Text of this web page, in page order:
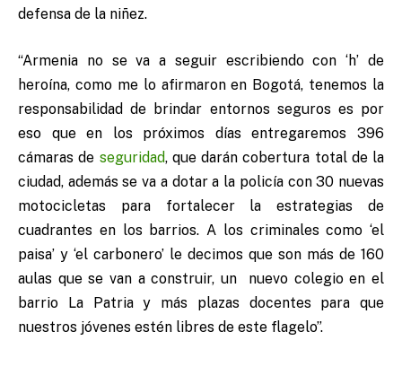
defensa de la niñez.
“Armenia no se va a seguir escribiendo con ‘h’ de
heroína, como me lo afirmaron en Bogotá, tenemos la
responsabilidad de brindar entornos seguros es por
eso que en los próximos días entregaremos 396
cámaras de seguridad, que darán cobertura total de la
ciudad, además se va a dotar a la policía con 30 nuevas
motocicletas para fortalecer la estrategias de
cuadrantes en los barrios. A los criminales como ‘el
paisa’ y ‘el carbonero’ le decimos que son más de 160
aulas que se van a construir, un nuevo colegio en el
barrio La Patria y más plazas docentes para que
nuestros jóvenes estén libres de este flagelo”.